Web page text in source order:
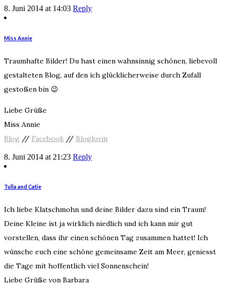
8. Juni 2014 at 14:03 Reply
Miss Annie
Traumhafte Bilder! Du hast einen wahnsinnig schönen, liebevoll
gestalteten Blog, auf den ich glücklicherweise durch Zufall
gestoßen bin 😉
Liebe Grüße
Miss Annie
Blog // Facebook // Bloglovin
8. Juni 2014 at 21:23 Reply
Tulla and Catie
Ich liebe Klatschmohn und deine Bilder dazu sind ein Traum!
Deine Kleine ist ja wirklich niedlich und ich kann mir gut
vorstellen, dass ihr einen schönen Tag zusammen hattet! Ich
wünsche euch eine schöne gemeinsame Zeit am Meer, geniesst
die Tage mit hoffentlich viel Sonnenschein!
Liebe Grüße von Barbara